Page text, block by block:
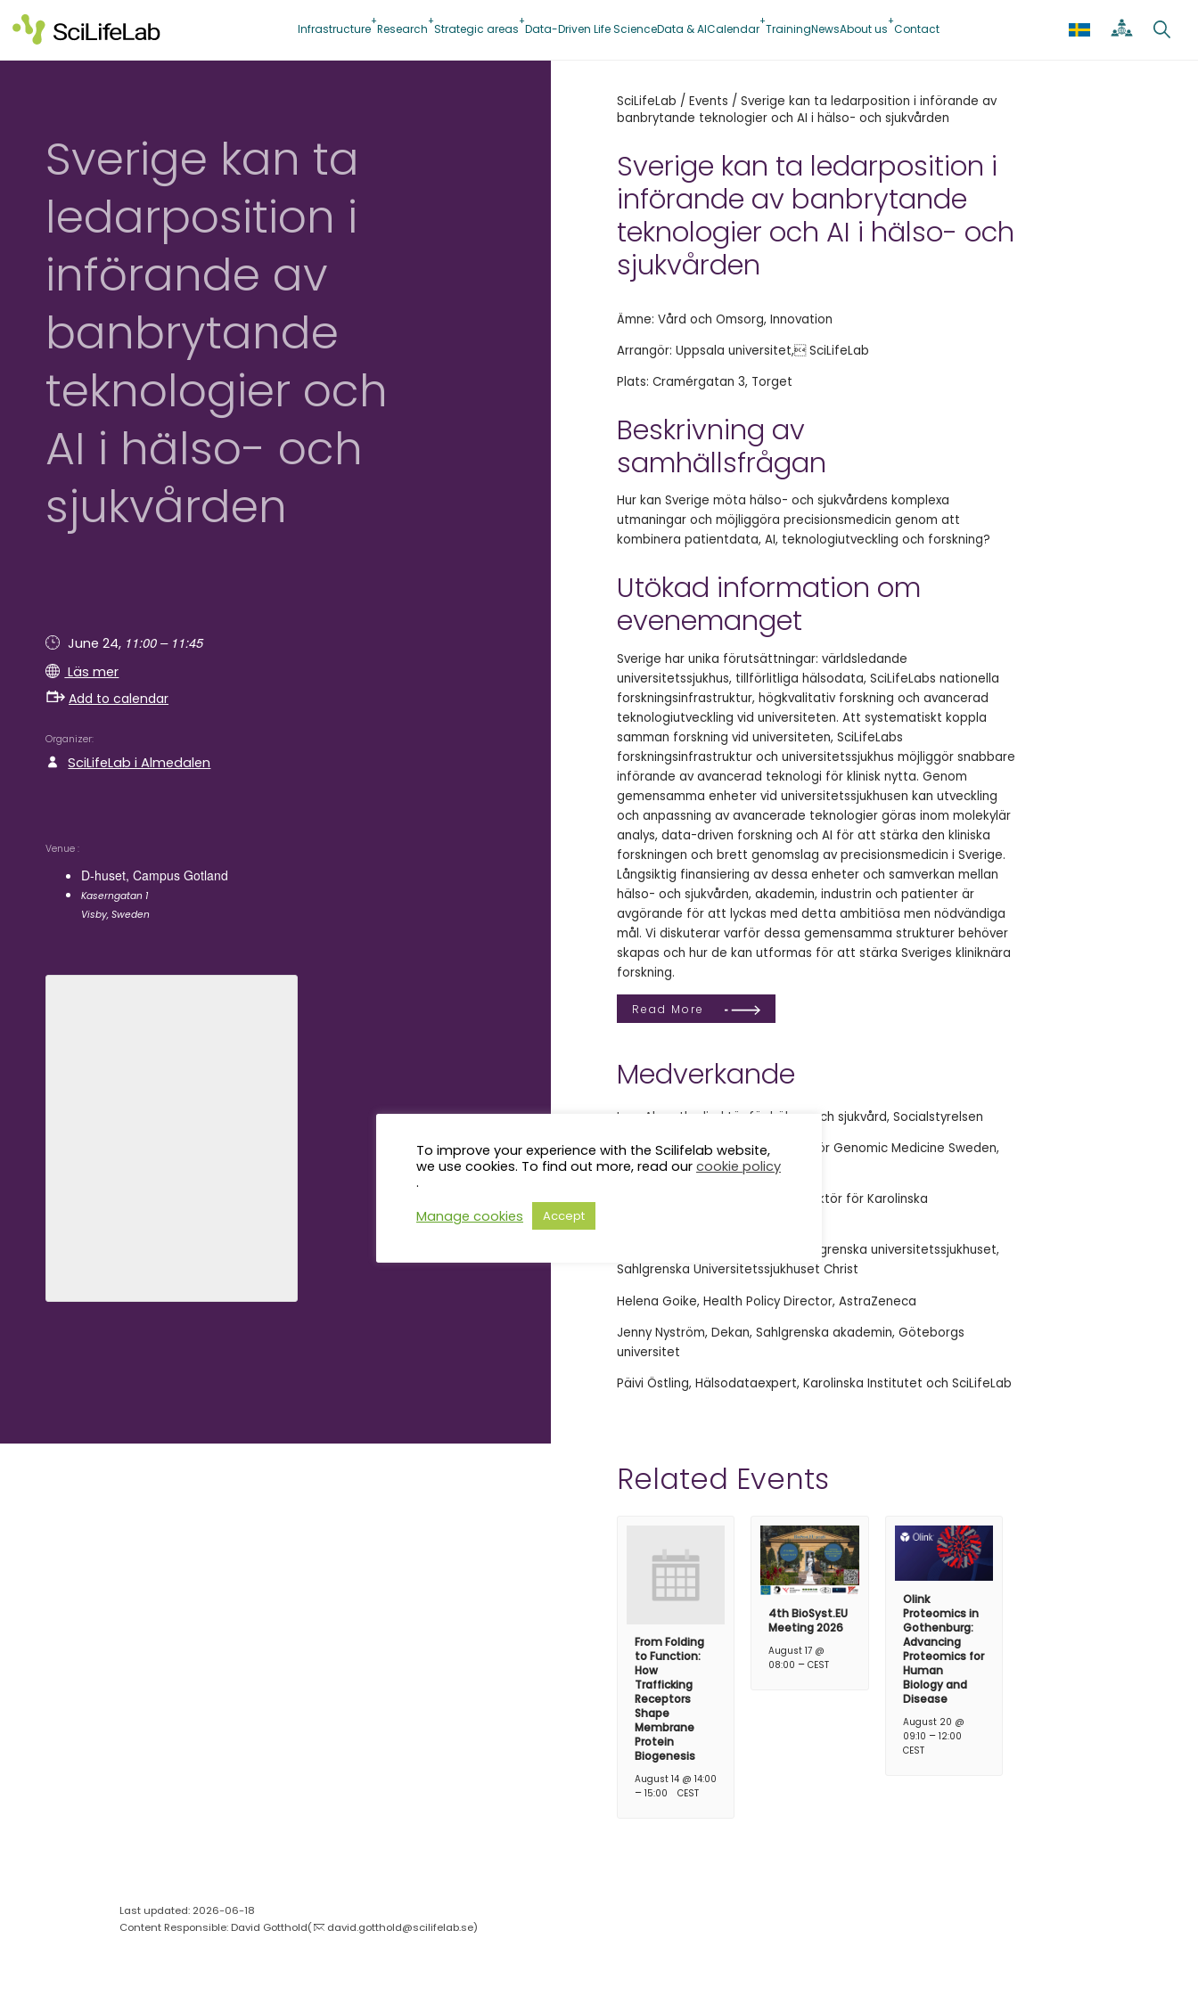
content
Infrastructure Research Strategic areas Data-Driven Life ScienceData & AICalendar TrainingNewsAbout us Contact
Sverige kan ta
ledarposition i
införande av
banbrytande
teknologier och
AI i hälso- och
sjukvården
June 24, 11:00 – 11:45
Läs mer
Add to calendar
Organizer
SciLifeLab i Almedalen
Venue
D-huset, Campus Gotland
Kaserngatan 1
Visby, Sweden
SciLifeLab / Events / Sverige kan ta ledarposition i införande av
banbrytande teknologier och AI i hälso- och sjukvården
Sverige kan ta ledarposition i
införande av banbrytande
teknologier och AI i hälso- och
sjukvården
Ämne: Vård och Omsorg, Innovation
Arrangör: Uppsala universitet, SciLifeLab
Plats: Cramérgatan 3, Torget
Beskrivning av
samhällsfrågan
Hur kan Sverige möta hälso- och sjukvårdens komplexa
utmaningar och möjliggöra precisionsmedicin genom att
kombinera patientdata, AI, teknologiutveckling och forskning?
Utökad information om
evenemanget
Sverige har unika förutsättningar: världsledande
universitetssjukhus, tillförlitliga hälsodata, SciLifeLabs nationella
forskningsinfrastruktur, högkvalitativ forskning och avancerad
teknologiutveckling vid universiteten. Att systematiskt koppla
samman forskning vid universiteten, SciLifeLabs
forskningsinfrastruktur och universitetssjukhus möjliggör snabbare
införande av avancerad teknologi för klinisk nytta. Genom
gemensamma enheter vid universitetssjukhusen kan utveckling
och anpassning av avancerade teknologier göras inom molekylär
analys, data-driven forskning och AI för att stärka den kliniska
forskningen och brett genomslag av precisionsmedicin i Sverige.
Långsiktig finansiering av dessa enheter och samverkan mellan
hälso- och sjukvården, akademin, industrin och patienter är
avgörande för att lyckas med detta ambitiösa men nödvändiga
mål. Vi diskuterar varför dessa gemensamma strukturer behöver
skapas och hur de kan utformas för att stärka Sveriges kliniknära
forskning.
Read More
Medverkande
Lars Almroth, direktör för hälso- och sjukvård, Socialstyrelsen
Anders Edsjö, vice föreståndare för Genomic Medicine Sweden,
Region Skåne
Christophe Pedroletti, sjukhusdirektör för Karolinska
Boubou Hallberg, direktör för Sahlgrenska universitetssjukhuset,
Sahlgrenska Universitetssjukhuset Christ
Helena Goike, Health Policy Director, AstraZeneca
Jenny Nyström, Dekan, Sahlgrenska akademin, Göteborgs
universitet
Päivi Östling, Hälsodataexpert, Karolinska Institutet och SciLifeLab
Related Events
From Folding
to Function:
How
Trafficking
Receptors
Shape
Membrane
Protein
Biogenesis
August 14 @ 14:00
– 15:00 CEST
4th BioSyst.EU
Meeting 2026
August 17 @
08:00 –CEST
Olink
Proteomics in
Gothenburg:
Advancing
Proteomics for
Human
Biology and
Disease
August 20 @
09:10 – 12:00
CEST
Last updated: 2026-06-18
Content Responsible: David Gotthold(
david.gotthold@scilifelab.se)
To improve your experience with the Scilifelab website,
we use cookies. To find out more, read our cookie policy
.
Manage cookies
Accept